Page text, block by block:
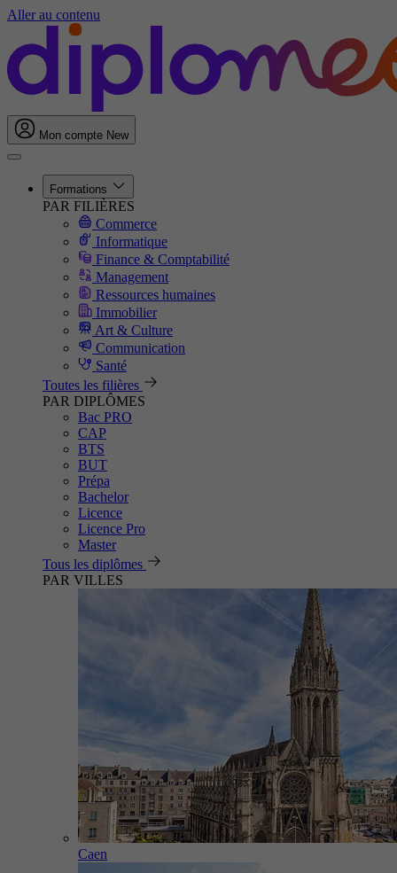
Aller au contenu
Mon compte New
Formations
PAR FILIÈRES
Commerce
Informatique
Finance & Comptabilité
Management
Ressources humaines
Immobilier
Art & Culture
Communication
Santé
Toutes les filières
PAR DIPLÔMES
Bac PRO
CAP
BTS
BUT
Prépa
Bachelor
Licence
Licence Pro
Master
Tous les diplômes
PAR VILLES
Caen